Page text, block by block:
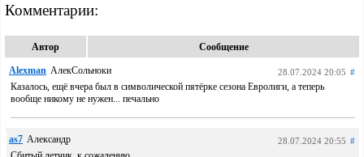
Комментарии:
Автор Сообщение
Alexman АлекСольноки 28.07.2024 20:05 #
Казалось, ещё вчера был в символической пятёрке сезона Евролиги, а теперь
вообще никому не нужен... печально
as7 Александр 28.07.2024 20:55 #